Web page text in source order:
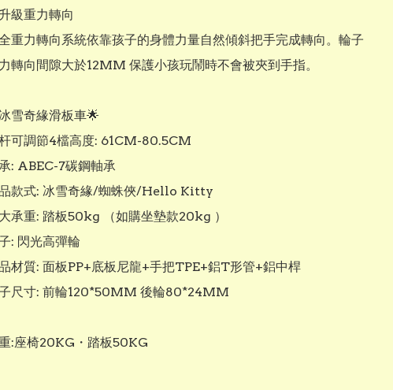
級重力轉向
重力轉向系統依靠孩子的身體力量自然傾斜把手完成轉向。輪子
轉向間隙大於12MM 保護小孩玩鬧時不會被夾到手指。
雪奇緣滑板車🌟
可調節4檔高度: 61CM-80.5CM
: ABEC-7碳鋼軸承
款式: 冰雪奇緣/蜘蛛俠/Hello Kitty
承重: 踏板50kg （如購坐墊款20kg ）
: 閃光高彈輪
材質: 面板PP+底板尼龍+手把TPE+鋁T形管+鋁中桿
尺寸: 前輪120*50MM 後輪80*24MM
:座椅20KG・踏板50KG